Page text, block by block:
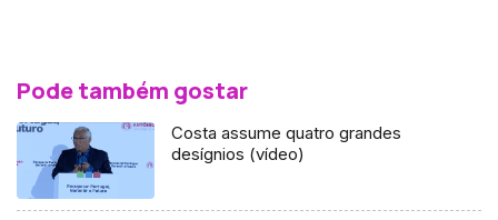
Pode também gostar
Costa assume quatro grandes
desígnios (vídeo)